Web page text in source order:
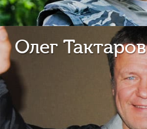
Олег Тактаров